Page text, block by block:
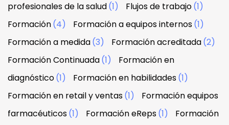
profesionales de la salud(1) Flujos de trabajo(1)
Formación(4) Formación a equipos internos(1)
Formación a medida(3) Formación acreditada(2)
Formación Continuada(1)
Formación en
diagnóstico(1) Formación en habilidades(1)
Formación en retail y ventas(1)
Formación equipos
farmacéuticos(1) Formación eReps(1)
Formación